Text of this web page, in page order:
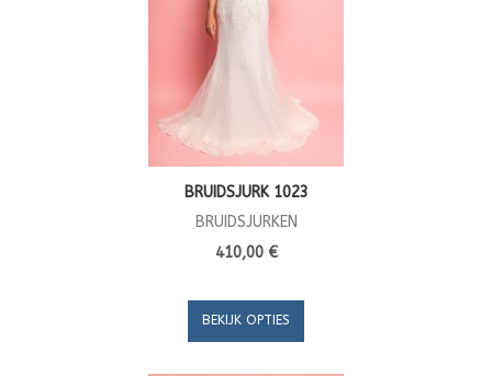
BRUIDSJURK 1023
BRUIDSJURKEN
410,00 €
BEKIJK OPTIES